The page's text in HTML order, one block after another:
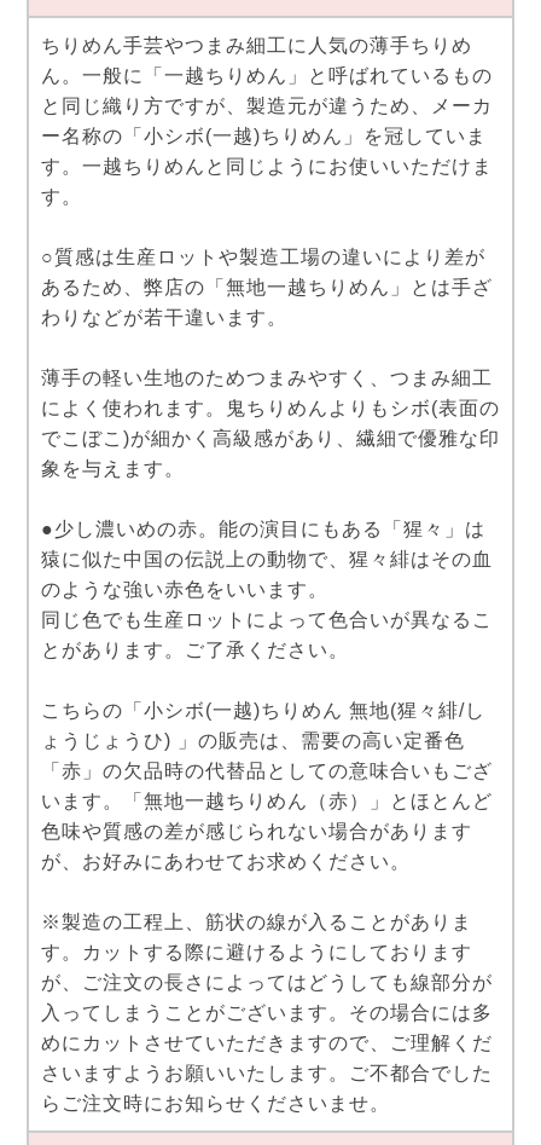
ちりめん手芸やつまみ細工に人気の薄手ちりめ
ん。一般に「一越ちりめん」と呼ばれているもの
と同じ織り方ですが、製造元が違うため、メーカ
ー名称の「小シボ(一越)ちりめん」を冠していま
す。一越ちりめんと同じようにお使いいただけま
す。
○質感は生産ロットや製造工場の違いにより差が
あるため、弊店の「無地一越ちりめん」とは手ざ
わりなどが若干違います。
薄手の軽い生地のためつまみやすく、つまみ細工
によく使われます。鬼ちりめんよりもシボ(表面の
でこぼこ)が細かく高級感があり、繊細で優雅な印
象を与えます。
●少し濃いめの赤。能の演目にもある「猩々」は
猿に似た中国の伝説上の動物で、猩々緋はその血
のような強い赤色をいいます。
同じ色でも生産ロットによって色合いが異なるこ
とがあります。ご了承ください。
こちらの「小シボ(一越)ちりめん 無地(猩々緋/し
ょうじょうひ) 」の販売は、需要の高い定番色
「赤」の欠品時の代替品としての意味合いもござ
います。「無地一越ちりめん（赤）」とほとんど
色味や質感の差が感じられない場合があります
が、お好みにあわせてお求めください。
※製造の工程上、筋状の線が入ることがありま
す。カットする際に避けるようにしております
が、ご注文の長さによってはどうしても線部分が
入ってしまうことがございます。その場合には多
めにカットさせていただきますので、ご理解くだ
さいますようお願いいたします。ご不都合でした
らご注文時にお知らせくださいませ。